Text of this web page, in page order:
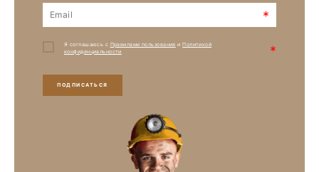
*
Я соглашаюсь с Правилами пользования иПолитикой
конфиденциальности
*
ПОДПИСАТЬСЯ